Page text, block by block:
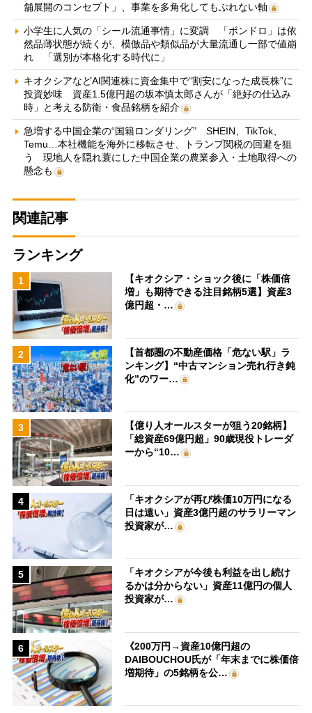
舗展開のコンセプト」、事業を多角化してもぶれない軸
小学生に人気の「シール流通事情」に変調 「ボンドロ」は依
然品薄状態が続くが、模倣品や類似品が大量流通し一部で値崩
れ 「選別が本格化する時代に」
キオクシアなどAI関連株に資金集中で“割安になった成長株”に
投資妙味 資産1.5億円超の坂本慎太郎さんが「絶好の仕込み
時」と考える防衛・食品銘柄を紹介
急増する中国企業の“国籍ロンダリング” SHEIN、TikTok、
Temu…本社機能を海外に移転させ、トランプ関税の回避を狙
う 現地人を隠れ蓑にした中国企業の農業参入・土地取得への
懸念も
関連記事
ランキング
1
【キオクシア・ショック後に「株価倍
増」も期待できる注目銘柄5選】資産3
億円超・…
2
【首都圏の不動産価格「危ない駅」ラ
ンキング】“中古マンション売れ行き鈍
化”のワー…
3
【億り人オールスターが狙う20銘柄】
「総資産69億円超」90歳現役トレーダ
ーから“10…
4
「キオクシアが再び株価10万円になる
日は遠い」資産3億円超のサラリーマン
投資家が…
5
「キオクシアが今後も利益を出し続け
るかは分からない」資産11億円の個人
投資家が…
6
《200万円→資産10億円超の
DAIBOUCHOU氏が「年末までに株価倍
増期待」の5銘柄を公…